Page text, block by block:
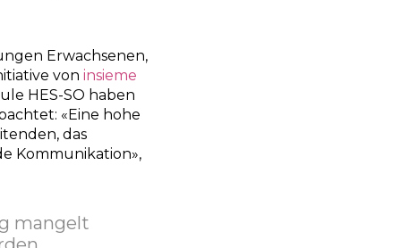
Erwachsenen,
von insieme
HES-SO haben
«Eine hohe
das
Kommunikation»,
mangelt